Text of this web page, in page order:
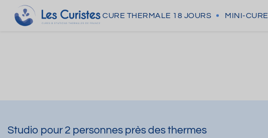
CURE THERMALE 18 JOURS MINI-CURE
Studio pour 2 personnes près des thermes